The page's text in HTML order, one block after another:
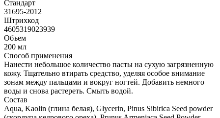
Стандарт
31695-2012
Штрихкод
4605319023939
Объем
200 мл
Способ применения
Нанести небольшое количество пасты на сухую загрязненную
кожу. Тщательно втирать средство, уделяя особое внимание
зонам между пальцами и вокруг ногтей. Добавить немного
воды и снова растереть. Смыть водой.
Состав
Aqua, Kaolin (глина белая), Glycerin, Pinus Sibirica Seed powder